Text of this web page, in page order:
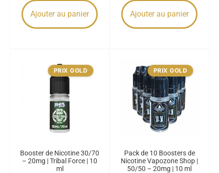
Ajouter au panier Ajouter au panier
PRIX GOLD
Booster de Nicotine 30/70
– 20mg | Tribal Force | 10
ml
PRIX GOLD
Pack de 10 Boosters de
Nicotine Vapozone Shop |
50/50 – 20mg | 10 ml